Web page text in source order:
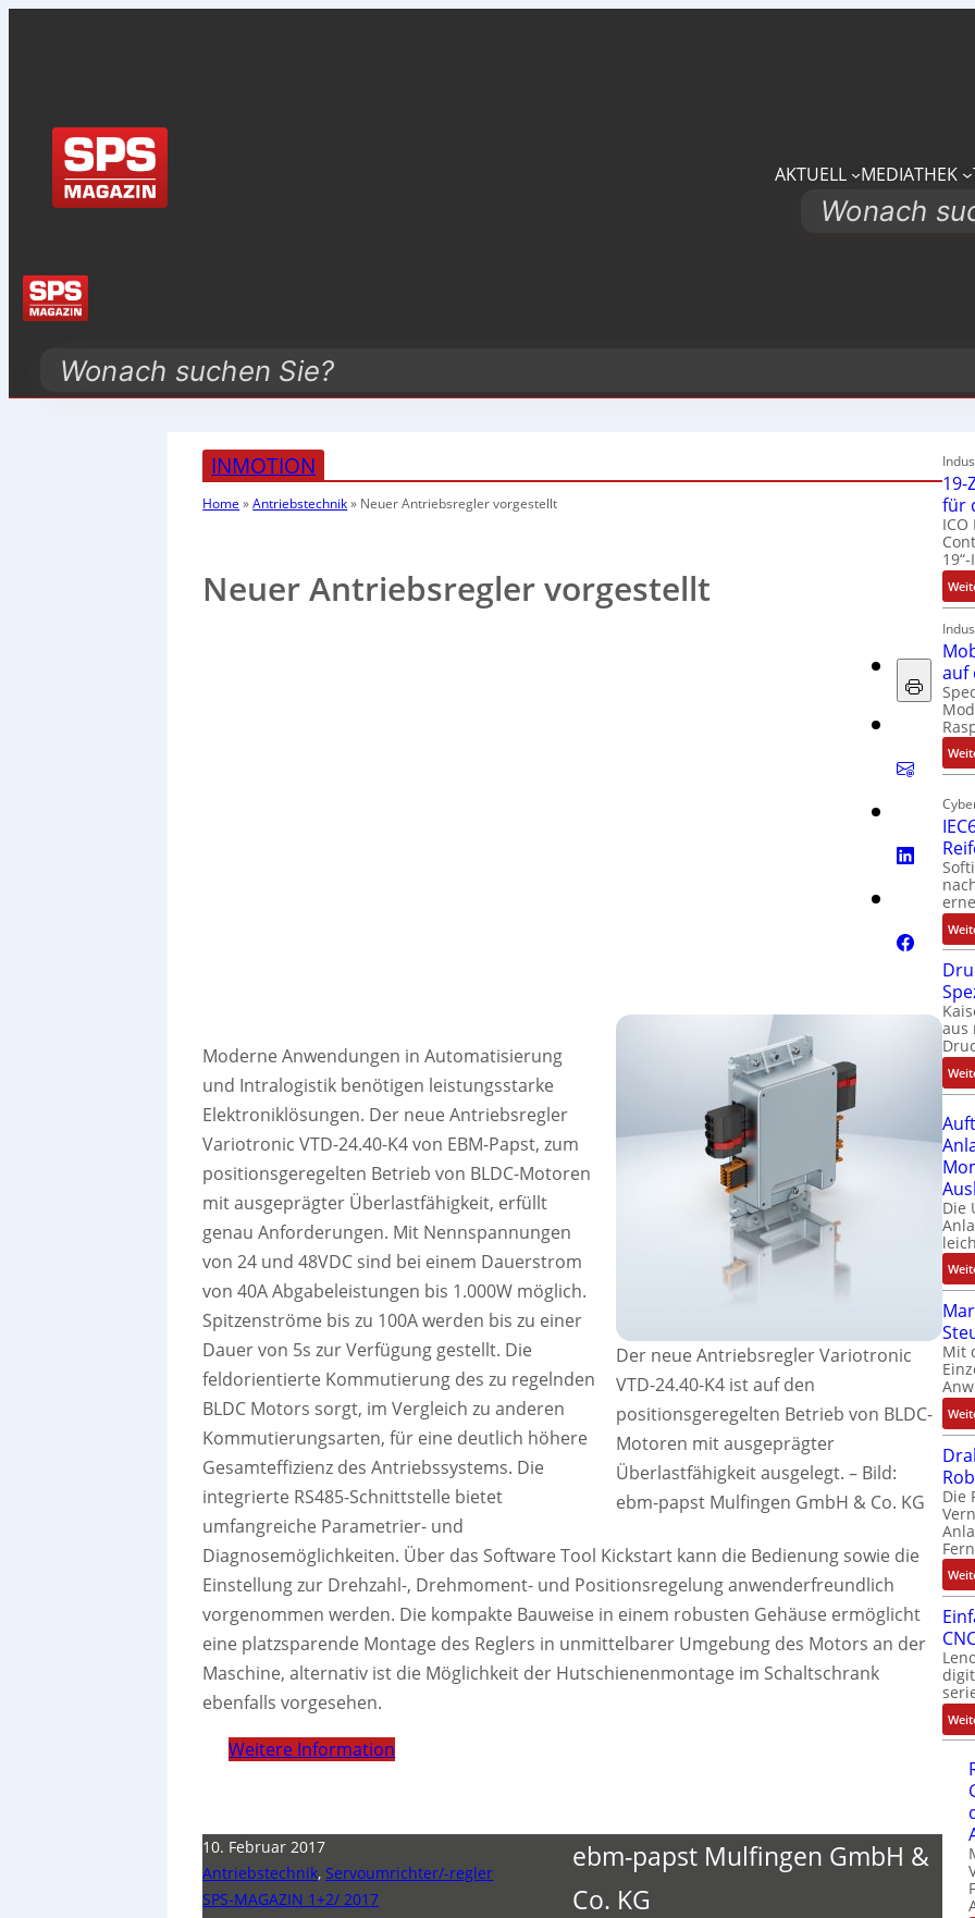
AKTUELL MEDIATHEK
Search
Search
INMOTION
Home »Antriebstechnik» Neuer Antriebsregler vorgestellt
Neuer Antriebsregler vorgestellt
Der neue Antriebsregler Variotronic
VTD-24.40-K4 ist auf den
positionsgeregelten Betrieb von BLDC-
Motoren mit ausgeprägter
Überlastfähigkeit ausgelegt. – Bild:
ebm-papst Mulfingen GmbH & Co. KG
Moderne Anwendungen in Automatisierung
und Intralogistik benötigen leistungsstarke
Elektroniklösungen. Der neue Antriebsregler
Variotronic VTD-24.40-K4 von EBM-Papst, zum
positionsgeregelten Betrieb von BLDC-Motoren
mit ausgeprägter Überlastfähigkeit, erfüllt
genau Anforderungen. Mit Nennspannungen
von 24 und 48VDC sind bei einem Dauerstrom
von 40A Abgabeleistungen bis 1.000W möglich.
Spitzenströme bis zu 100A werden bis zu einer
Dauer von 5s zur Verfügung gestellt. Die
feldorientierte Kommutierung des zu regelnden
BLDC Motors sorgt, im Vergleich zu anderen
Kommutierungsarten, für eine deutlich höhere
Gesamteffizienz des Antriebssystems. Die
integrierte RS485-Schnittstelle bietet
umfangreiche Parametrier- und
Diagnosemöglichkeiten. Über das Software Tool Kickstart kann die Bedienung sowie die
Einstellung zur Drehzahl-, Drehmoment- und Positionsregelung anwenderfreundlich
vorgenommen werden. Die kompakte Bauweise in einem robusten Gehäuse ermöglicht
eine platzsparende Montage des Reglers in unmittelbarer Umgebung des Motors an der
Maschine, alternativ ist die Möglichkeit der Hutschienenmontage im Schaltschrank
ebenfalls vorgesehen.
Weitere Information
10. Februar 2017
Antriebstechnik,Servoumrichter/-regler
SPS-MAGAZIN 1+2/ 2017
ebm-papst Mulfingen GmbH &
Co. KG
19-
für
auf
aus
Die
Mit
Die